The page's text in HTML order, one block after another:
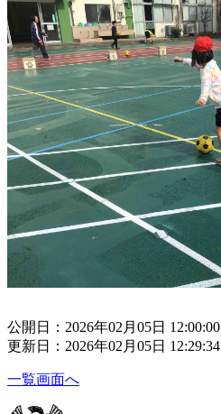
公開日：2026年02月05日 12:00:00
更新日：2026年02月05日 12:29:34
一覧画面へ